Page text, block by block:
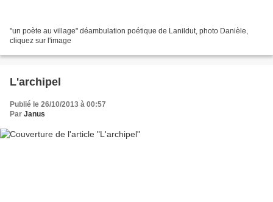
"un poète au village" déambulation poétique de Lanildut, photo Danièle,
cliquez sur l'image
L'archipel
Publié le 26/10/2013 à 00:57
Par Janus